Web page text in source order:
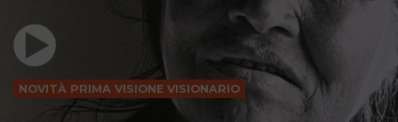
NOVITÀ PRIMA VISIONE VISIONARIO